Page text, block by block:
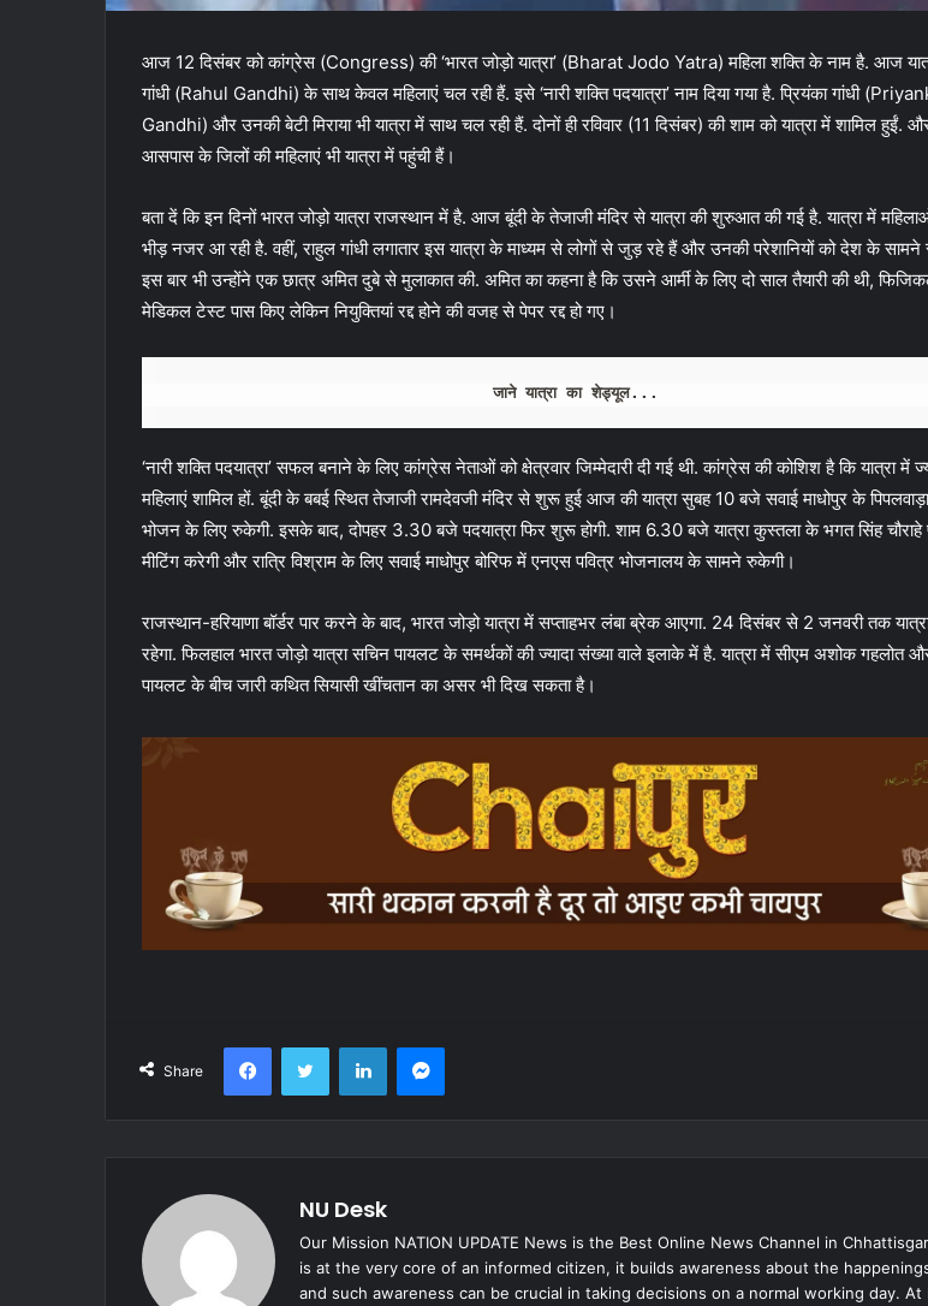
आज 12 दिसंबर को कांग्रेस (Congress) की ‘भारत जोड़ो यात्रा’ (Bharat Jodo Yatra) महिला शक्ति के नाम है. आज
गांधी (Rahul Gandhi) के साथ केवल महिलाएं चल रही हैं. इसे ‘नारी शक्ति पदयात्रा’ नाम दिया गया है. प्रियंका गांधी
Gandhi) और उनकी बेटी मिराया भी यात्रा में साथ चल रही हैं. दोनों ही रविवार (11 दिसंबर) की शाम को यात्रा में शामिल हुईं.
आसपास के जिलों की महिलाएं भी यात्रा में पहुंची हैं।
बता दें कि इन दिनों भारत जोड़ो यात्रा राजस्थान में है. आज बूंदी के तेजाजी मंदिर से यात्रा की शुरुआत की गई है. यात्रा में
भीड़ नजर आ रही है. वहीं, राहुल गांधी लगातार इस यात्रा के माध्यम से लोगों से जुड़ रहे हैं और उनकी परेशानियों को देश के
इस बार भी उन्होंने एक छात्र अमित दुबे से मुलाकात की. अमित का कहना है कि उसने आर्मी के लिए दो साल तैयारी की थी,
मेडिकल टेस्ट पास किए लेकिन नियुक्तियां रद्द होने की वजह से पेपर रद्द हो गए।
जाने यात्रा का शेड्यूल...
‘नारी शक्ति पदयात्रा’ सफल बनाने के लिए कांग्रेस नेताओं को क्षेत्रवार जिम्मेदारी दी गई थी. कांग्रेस की कोशिश है कि यात्रा में
महिलाएं शामिल हों. बूंदी के बबई स्थित तेजाजी रामदेवजी मंदिर से शुरू हुई आज की यात्रा सुबह 10 बजे सवाई माधोपुर के
भोजन के लिए रुकेगी. इसके बाद, दोपहर 3.30 बजे पदयात्रा फिर शुरू होगी. शाम 6.30 बजे यात्रा कुस्तला के भगत सिंह चौराहे
मीटिंग करेगी और रात्रि विश्राम के लिए सवाई माधोपुर बोरिफ में एनएस पवित्र भोजनालय के सामने रुकेगी।
राजस्थान-हरियाणा बॉर्डर पार करने के बाद, भारत जोड़ो यात्रा में सप्ताहभर लंबा ब्रेक आएगा. 24 दिसंबर से 2 ​जनवरी तक
रहेगा. फिलहाल भारत जोड़ो यात्रा सचिन पायलट के समर्थकों की ज्यादा संख्या वाले इलाके में है. यात्रा में सीएम अशोक गहलोत
पायलट के बीच जारी कथित सियासी खींचतान का असर भी दिख सकता है।
Share
FacebookTwitter LinkedInMessenger
NU Desk
Our Mission NATION UPDATE News is the Best Online News Channel in
is at the very core of an informed citizen, it builds awareness about the
and such awareness can be crucial in taking decisions on a normal working day. At